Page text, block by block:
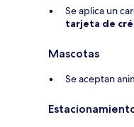
Se aplica un
tarjeta de
Mascotas
Se aceptan